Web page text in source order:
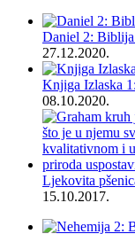
Daniel 2:
27.12.2020.
Knjiga Izlaska
08.10.2020.
Ljekovita
15.10.2017.